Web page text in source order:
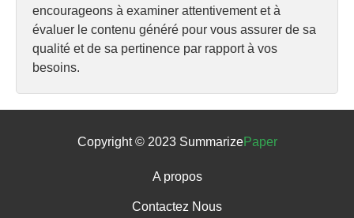
encourageons à examiner attentivement et à
évaluer le contenu généré pour vous assurer de sa
qualité et de sa pertinence par rapport à vos
besoins.
Copyright © 2023 SummarizePaper
A propos
Contactez Nous